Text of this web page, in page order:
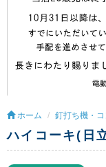
ホーム 釘打ち機・
ハイコーキ(日